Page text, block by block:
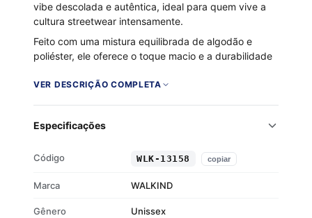
vibe descolada e autêntica, ideal para quem vive a
cultura streetwear intensamente.
Feito com uma mistura equilibrada de algodão e
poliéster, ele oferece o toque macio e a durabilidade
uma sensação aconchegante nos dias mais frios,
para expressar sua personalidade com atitude.
Tecido 50% algodão e 50% poliéster
Flanelado por dentro para maior conforto
Gola careca clássica
VER DESCRIÇÃO COMPLETA
Especificações
Código WLK-13158 copiar
Marca WALKIND
Gênero Unissex